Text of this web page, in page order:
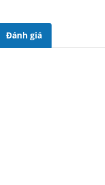
Đánh giá